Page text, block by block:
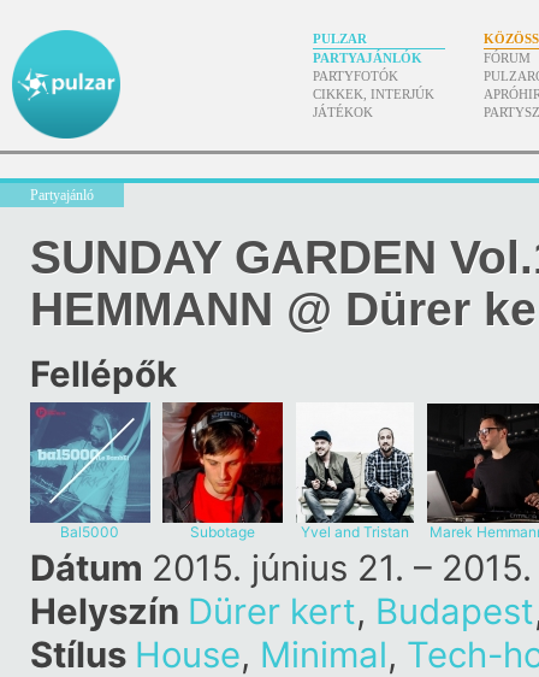
PULZAR
PARTYAJÁNLÓK
PARTYFOTÓK
CIKKEK, INTERJÚK
JÁTÉKOK
FÓRUM
Partyajánló
SUNDAY GARDEN
HEMMANN @ Dürer
Fellépők
Bal5000 Subotage Yvel and Tristan Marek
Dátum 2015. június 21. –
Helyszín Dürer kert, Budapest
Stílus House, Minimal, Tech-